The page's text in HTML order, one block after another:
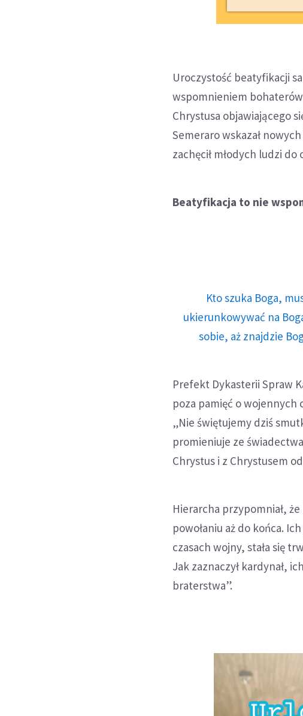
Uroczystość beatyfikacji
wspomnieniem
Chrystusa objawiającego
Semeraro wskazał
zachęcił młodych ludzi
Beatyfikacja to nie
Kto szuka Boga,
ukierunkowywać na
sobie, aż znajdzie
Prefekt Dykasterii Spraw
poza pamięć o wojennych
„Nie świętujemy dziś
promieniuje ze
Chrystus i z Chrystusem
Hierarcha przypomniał,
powołaniu aż do końca.
czasach wojny, stała się
Jak zaznaczył kardynał,
braterstwa”.